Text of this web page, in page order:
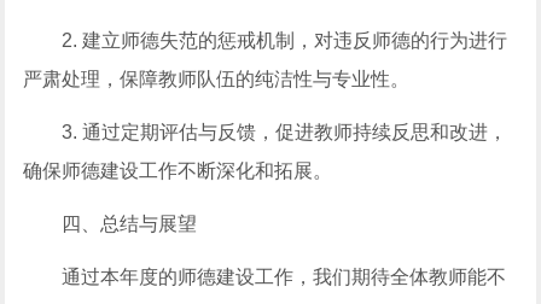
2. 建立师德失范的惩戒机制，对违反师德的行为进行
严肃处理，保障教师队伍的纯洁性与专业性。
3. 通过定期评估与反馈，促进教师持续反思和改进，
确保师德建设工作不断深化和拓展。
四、总结与展望
通过本年度的师德建设工作，我们期待全体教师能不